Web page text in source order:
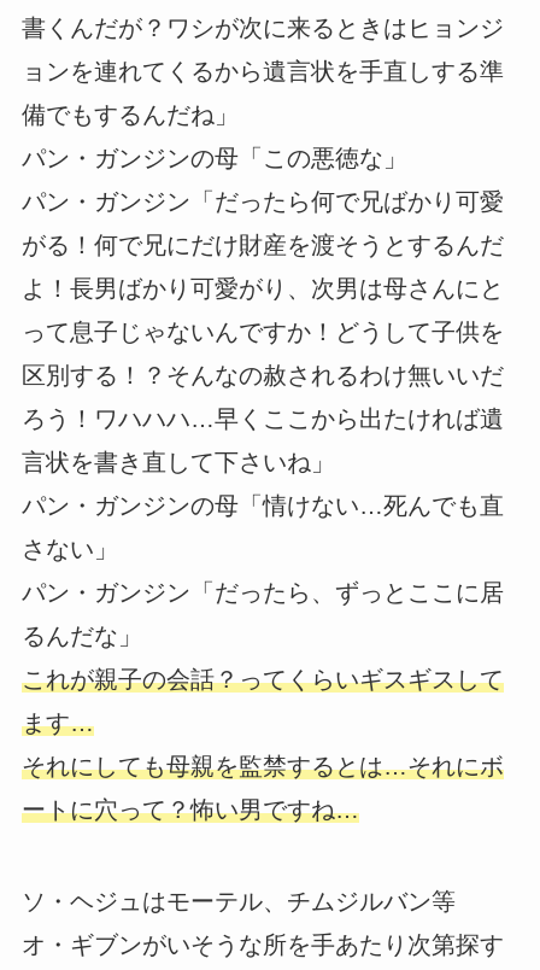
書くんだが？ワシが次に来るときはヒョンジ
ョンを連れてくるから遺言状を手直しする準
備でもするんだね」
パン・ガンジンの母「この悪徳な」
パン・ガンジン「だったら何で兄ばかり可愛
がる！何で兄にだけ財産を渡そうとするんだ
よ！長男ばかり可愛がり、次男は母さんにと
って息子じゃないんですか！どうして子供を
区別する！？そんなの赦されるわけ無いいだ
ろう！ワハハハ…早くここから出たければ遺
言状を書き直して下さいね」
パン・ガンジンの母「情けない…死んでも直
さない」
パン・ガンジン「だったら、ずっとここに居
るんだな」
これが親子の会話？ってくらいギスギスして
ます…
それにしても母親を監禁するとは…それにボ
ートに穴って？怖い男ですね…
ソ・ヘジュはモーテル、チムジルバン等
オ・ギブンがいそうな所を手あたり次第探す